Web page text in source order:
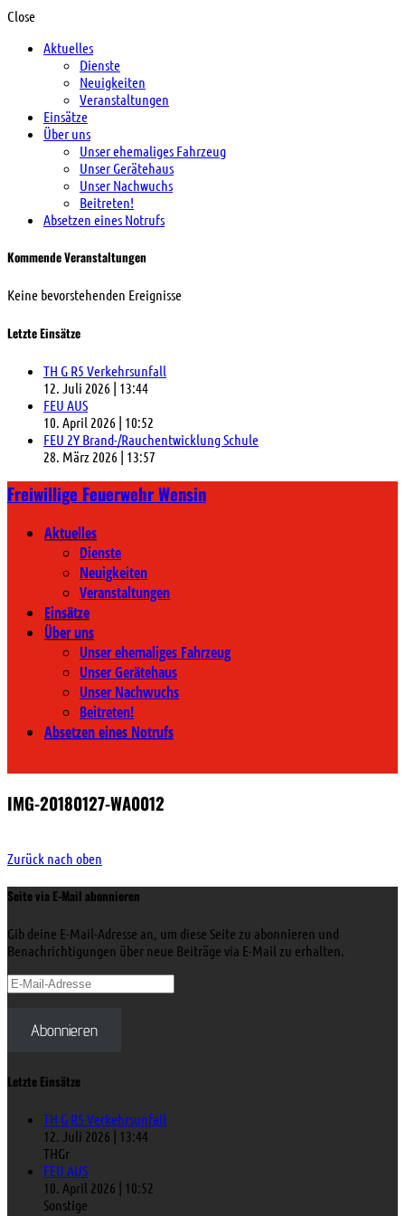
Close
Aktuelles
Dienste
Neuigkeiten
Veranstaltungen
Einsätze
Über uns
Unser ehemaliges Fahrzeug
Unser Gerätehaus
Unser Nachwuchs
Beitreten!
Absetzen eines Notrufs
Kommende Veranstaltungen
Keine bevorstehenden Ereignisse
Letzte Einsätze
TH G R5 Verkehrsunfall
12. Juli 2026 | 13:44
FEU AUS
10. April 2026 | 10:52
FEU 2Y Brand-/Rauchentwicklung Schule
28. März 2026 | 13:57
Freiwillige Feuerwehr Wensin
Aktuelles
Dienste
Neuigkeiten
Veranstaltungen
Einsätze
Über uns
Unser ehemaliges Fahrzeug
Unser Gerätehaus
Unser Nachwuchs
Beitreten!
Absetzen eines Notrufs
IMG-20180127-WA0012
Zurück nach oben
Seite via E-Mail abonnieren
Gib deine E-Mail-Adresse an, um diese Seite zu abonnieren und
Benachrichtigungen über neue Beiträge via E-Mail zu erhalten.
E-
Mail-
Abonnieren
Letzte Einsätze
TH G R5 Verkehrsunfall
12. Juli 2026
13:44
THGr
FEU AUS
10. April 2026
10:52
Sonstige